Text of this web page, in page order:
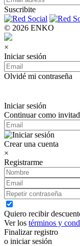
Suscribite
© 2026 ENKO
×
Iniciar sesión
Olvidé mi contraseña
Iniciar sesión
Continuar como
Crear una cuenta
×
Registrarme
Quiero recibir
Ver los términos y
Finalizar registro
o iniciar sesión